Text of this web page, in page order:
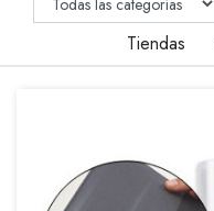
Tiendas